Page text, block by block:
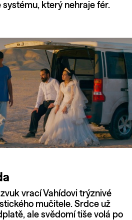
který nehraje fér.
vrací Vahídovi trýznivé
mučitele. Srdce už
ale svědomí tiše volá po